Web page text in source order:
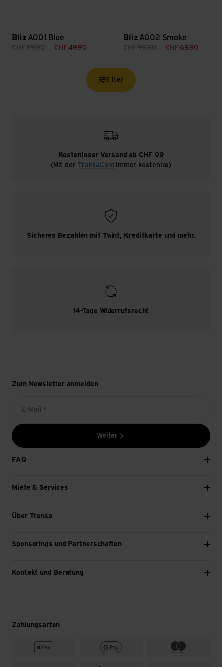
Bliz A001 Blue
CHF99.90 CHF 49.90
Bliz A002 Smoke
CHF99.90 CHF 69.90
Filter
Kostenloser Versand ab CHF 99
(Mit der TransaCard immer kostenlos)
Sicheres Bezahlen mit Twint, Kreditkarte und mehr.
14-Tage Widerrufsrecht
Zum Newsletter anmelden
E-Mail *
Weiter
FAQ
Miete & Services
Über Transa
Sponsorings und Partnerschaften
Kontakt und Beratung
Zahlungsarten